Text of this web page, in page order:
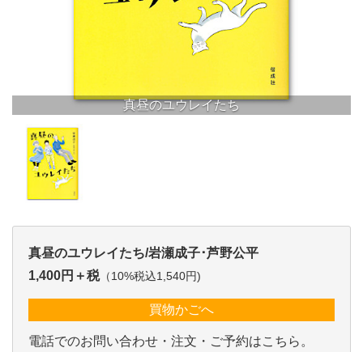
真昼のユウレイたち
真昼のユウレイたち/岩瀬成子･芦野公平
1,400円＋税（10%税込1,540円)
買物かごへ
電話でのお問い合わせ・注文・ご予約はこちら。